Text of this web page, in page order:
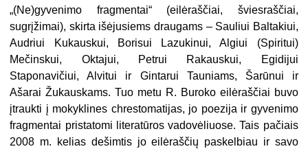
„(Ne)gyvenimo fragmentai“ (eilėraščiai, šviesraščiai,
sugrįžimai), skirta išėjusiems draugams – Sauliui Baltakiui,
Audriui Kukauskui, Borisui Lazukinui, Algiui (Spiritui)
Mečinskui, Oktajui, Petrui Rakauskui, Egidijui
Staponavičiui, Alvitui ir Gintarui Tauniams, Šarūnui ir
Ašarai Žukauskams. Tuo metu R. Buroko eilėraščiai buvo
įtraukti į mokyklines chrestomatijas, jo poezija ir gyvenimo
fragmentai pristatomi literatūros vadovėliuose. Tais pačiais
2008 m. kelias dešimtis jo eilėraščių paskelbiau ir savo